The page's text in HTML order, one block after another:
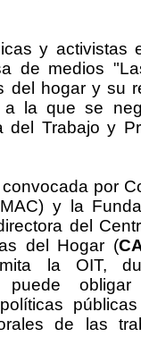
y activistas
de medios
del hogar y su
a la que se
del Trabajo y
por
y la
del
del Hogar (
la OIT,
puede
de las